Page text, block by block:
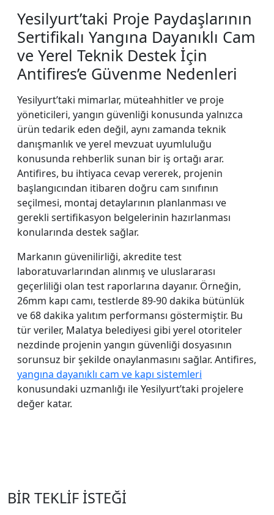
Yesilyurt’taki Proje Paydaşlarının
Sertifikalı Yangına Dayanıklı Cam
ve Yerel Teknik Destek İçin
Antifires’e Güvenme Nedenleri
Yesilyurt’taki mimarlar, müteahhitler ve proje
yöneticileri, yangın güvenliği konusunda yalnızca
ürün tedarik eden değil, aynı zamanda teknik
danışmanlık ve yerel mevzuat uyumluluğu
konusunda rehberlik sunan bir iş ortağı arar.
Antifires, bu ihtiyaca cevap vererek, projenin
başlangıcından itibaren doğru cam sınıfının
seçilmesi, montaj detaylarının planlanması ve
gerekli sertifikasyon belgelerinin hazırlanması
konularında destek sağlar.
Markanın güvenilirliği, akredite test
laboratuvarlarından alınmış ve uluslararası
geçerliliği olan test raporlarına dayanır. Örneğin,
26mm kapı camı, testlerde 89-90 dakika bütünlük
ve 68 dakika yalıtım performansı göstermiştir. Bu
tür veriler, Malatya belediyesi gibi yerel otoriteler
nezdinde projenin yangın güvenliği dosyasının
sorunsuz bir şekilde onaylanmasını sağlar. Antifires,
yangına dayanıklı cam ve kapı sistemleri
konusundaki uzmanlığı ile Yesilyurt’taki projelere
değer katar.
BİR TEKLİF İSTEĞİ